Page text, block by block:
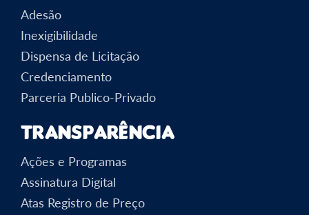
Adesão
Inexigibilidade
Dispensa de Licitação
Credenciamento
Parceria Publico-Privado
Transparência
Ações e Programas
Assinatura Digital
Atas Registro de Preço